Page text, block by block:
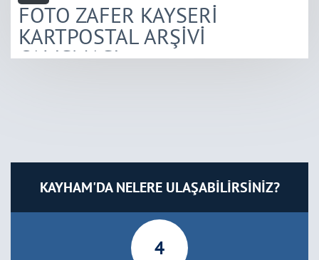
FOTO ZAFER KAYSERİ
KARTPOSTAL ARŞİVİ
ÇALIŞMASI
KAYHAM'DA NELERE ULAŞABİLİRSİNİZ?
4